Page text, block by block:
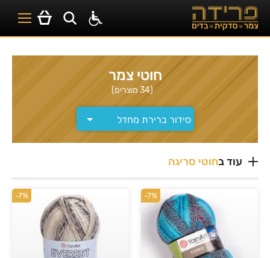
חוטי צמר
(34 מוצרים)
עוד בחוטי סריגה
-7%
-7%